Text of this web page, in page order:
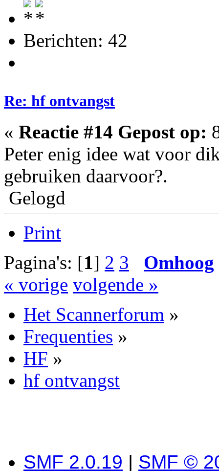
Berichten: 42
Re: hf ontvangst
« Reactie #14 Gepost op:
Peter enig idee wat voor
gebruiken daarvoor?.
Gelogd
Print
Pagina's: [1] 2 3
Omhoog
« vorige volgende »
Het Scannerforum »
Frequenties »
HF »
hf ontvangst
SMF 2.0.19 | SMF ©